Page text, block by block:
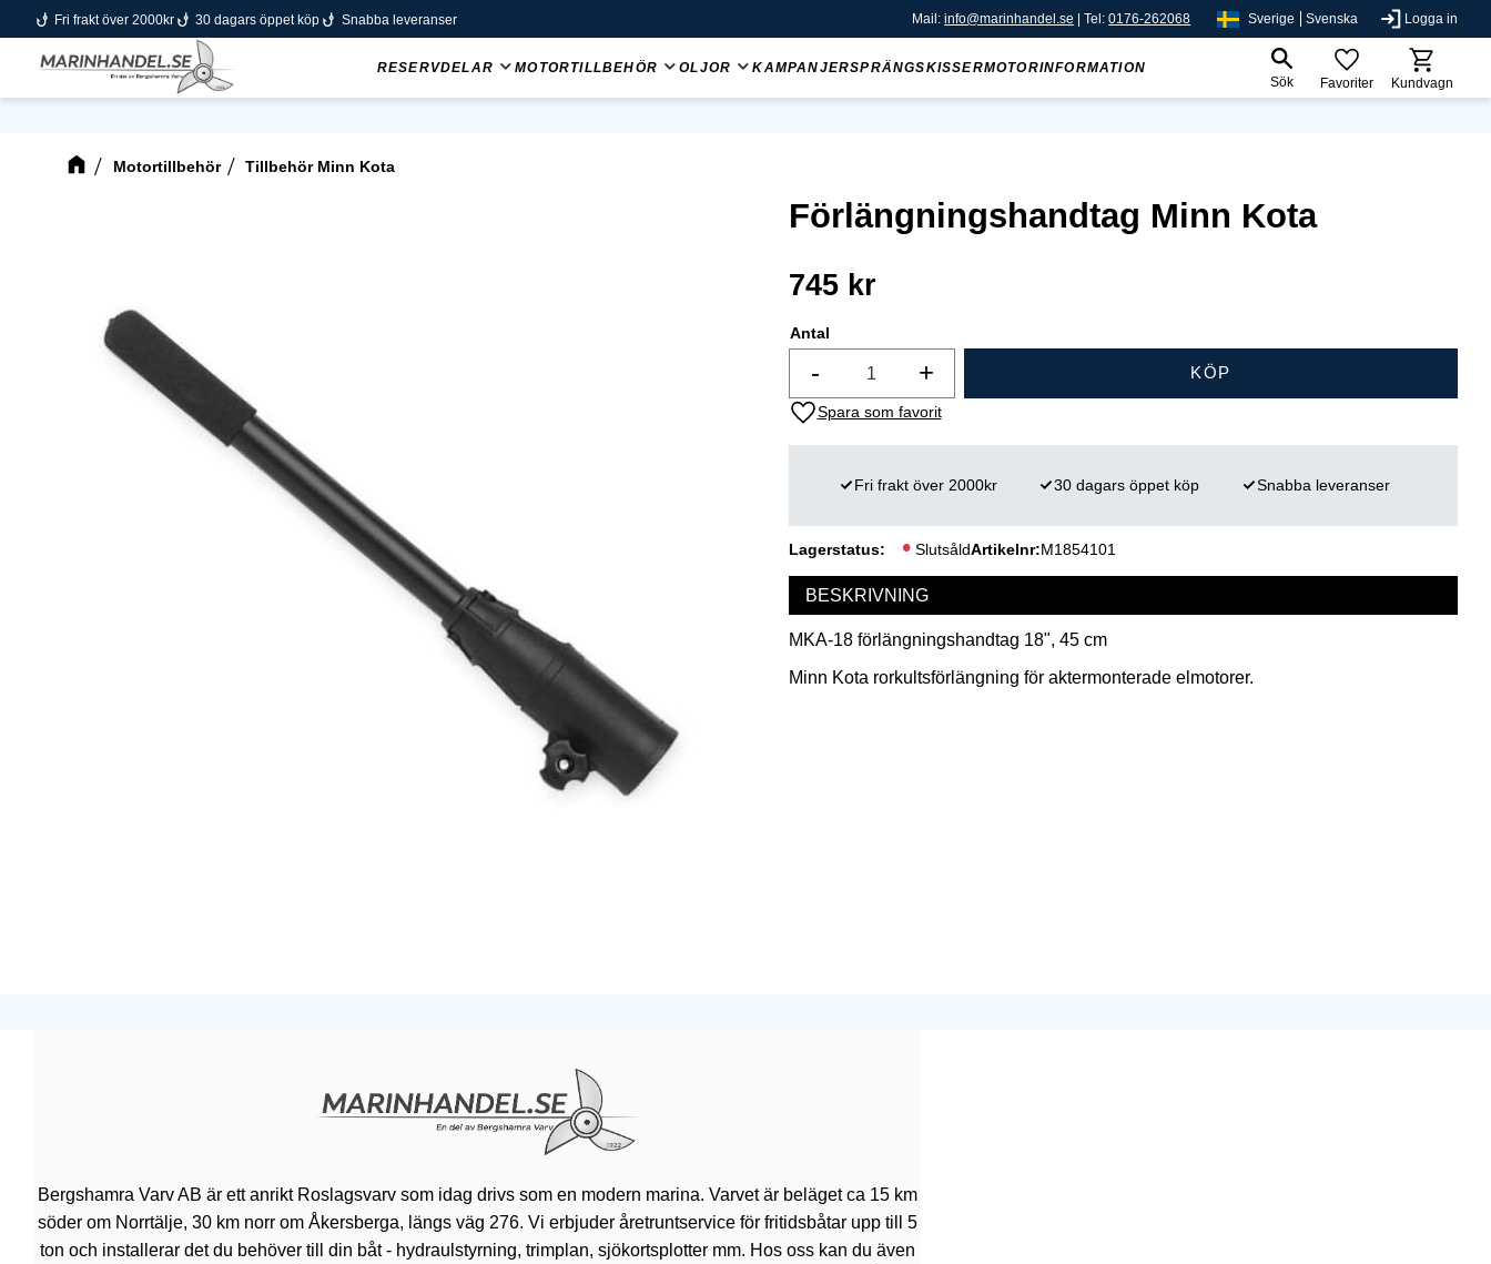
phishing Fri frakt över 2000kr phishing 30 dagars öppet köp phishing Snabba leveranser Mail:info@marinhandel.se | Tel:0176-262068 Sverige Svenska Logga in
RESERVDELAR MOTORTILLBEHÖR OLJOR KAMPANJERSPRÄNGSKISSERMOTORINFORMATION
Sök
Favoriter Kundvagn
Motortillbehör Tillbehör Minn Kota
Förlängningshandtag Minn Kota
745kr
Antal
+
- KÖP
Lägg till i favoriter
Lagerstatus SlutsåldArtikelnr M1854101
Fri frakt över 2000kr 30 dagars öppet köp Snabba leveranser
BESKRIVNING
MKA-18 förlängningshandtag 18", 45 cm
Minn Kota rorkultsförlängning för aktermonterade elmotorer.
Bergshamra Varv AB är ett anrikt Roslagsvarv som idag drivs som en modern marina. Varvet är beläget ca 15 km
söder om Norrtälje, 30 km norr om Åkersberga, längs väg 276. Vi erbjuder åretruntservice för fritidsbåtar upp till 5
ton och installerar det du behöver till din båt - hydraulstyrning, trimplan, sjökortsplotter mm. Hos oss kan du även